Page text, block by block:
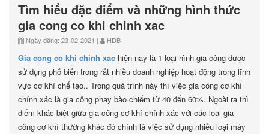
Tìm hiểu đặc điểm và những hình thức
gia cong co khi chinh xac
Ngày đăng: 23-02-2021 | HDB
Gia cong co khi chinh xac hiện nay là 1 loại hình gia công được
sử dụng phổ biến trong rất nhiều doanh nghiệp hoạt động trong lĩnh
vực cơ khí chế tạo.. Trong quá trình này thì việc gia công cơ khí
chính xác là gia công phay bào chiếm từ 40 đến 60%. Ngoài ra thì
điểm khác biệt giữa gia công cơ khí chính xác với các loại gia
công cơ khí thường khác đó chính là việc sử dụng nhiều loại máy